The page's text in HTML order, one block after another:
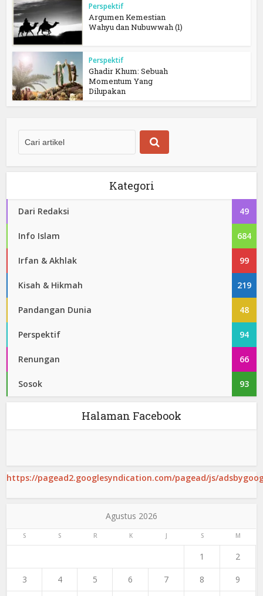
Perspektif
Argumen Kemestian
Wahyu dan Nubuwwah (1)
Perspektif
Ghadir Khum: Sebuah
Momentum Yang
Dilupakan
Kategori
Dari Redaksi 49
Info Islam 684
Irfan & Akhlak 99
Kisah & Hikmah 219
Pandangan Dunia 48
Perspektif 94
Renungan 66
Sosok 93
Halaman Facebook
https://pagead2.googlesyndication.com/pagead/js/
Agustus 2026
S S R K J S M
1 2
3 4 5 6 7 8 9